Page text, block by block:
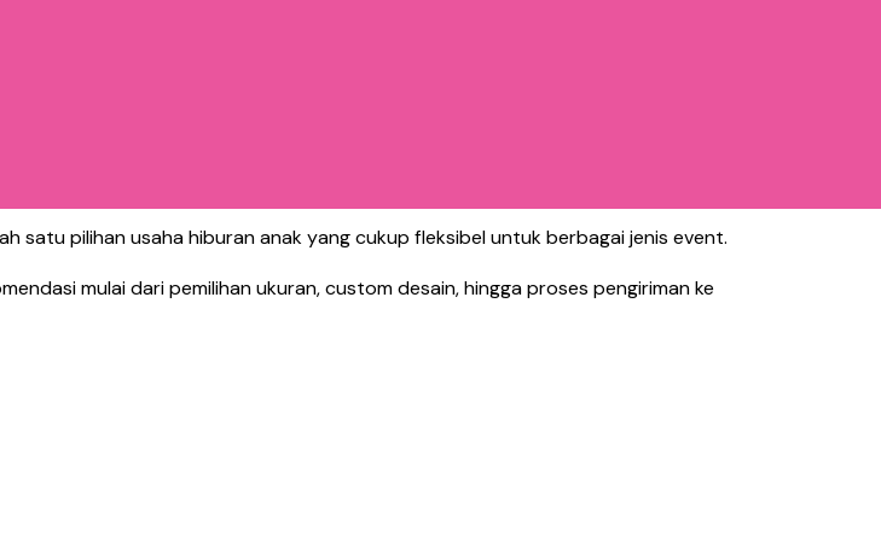
pilihan usaha hiburan anak yang cukup fleksibel untuk berbagai jenis event.
mulai dari pemilihan ukuran, custom desain, hingga proses pengiriman ke